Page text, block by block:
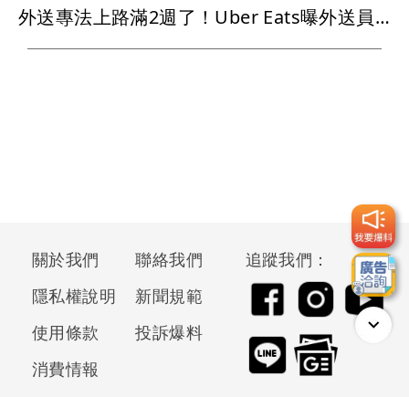
外送專法上路滿2週了！Uber Eats曝外送員收益變化
關於我們
聯絡我們
隱私權說明
新聞規範
使用條款
投訴爆料
消費情報
追蹤我們：